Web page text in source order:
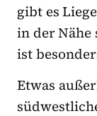
gibt es
in der Nähe
ist
Etwas